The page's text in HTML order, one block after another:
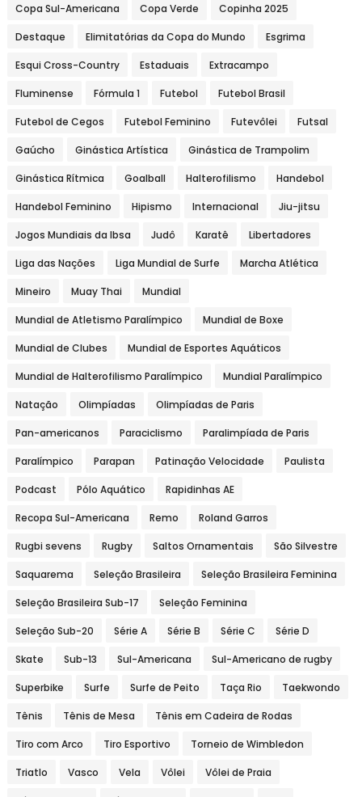
Copa Sul-Americana Copa Verde Copinha 2025
Destaque Elimitatórias da Copa do Mundo Esgrima
Esqui Cross-Country Estaduais Extracampo
Fluminense Fórmula 1 Futebol Futebol Brasil
Futebol de Cegos Futebol Feminino Futevôlei Futsal
Gaúcho Ginástica Artística Ginástica de Trampolim
Ginástica Rítmica Goalball Halterofilismo Handebol
Handebol Feminino Hipismo Internacional Jiu-jitsu
Jogos Mundiais da Ibsa Judô Karatê Libertadores
Liga das Nações Liga Mundial de Surfe Marcha Atlética
Mineiro Muay Thai Mundial
Mundial de Atletismo Paralímpico Mundial de Boxe
Mundial de Clubes Mundial de Esportes Aquáticos
Mundial de Halterofilismo Paralímpico Mundial Paralímpico
Natação Olimpíadas Olimpíadas de Paris
Pan-americanos Paraciclismo Paralimpíada de Paris
Paralímpico Parapan Patinação Velocidade Paulista
Podcast Pólo Aquático Rapidinhas AE
Recopa Sul-Americana Remo Roland Garros
Rugbi sevens Rugby Saltos Ornamentais São Silvestre
Saquarema Seleção Brasileira Seleção Brasileira Feminina
Seleção Brasileira Sub-17 Seleção Feminina
Seleção Sub-20 Série A Série B Série C Série D
Skate Sub-13 Sul-Americana Sul-Americano de rugby
Superbike Surfe Surfe de Peito Taça Rio Taekwondo
Tênis Tênis de Mesa Tênis em Cadeira de Rodas
Tiro com Arco Tiro Esportivo Torneio de Wimbledon
Triatlo Vasco Vela Vôlei Vôlei de Praia